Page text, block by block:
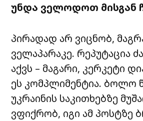
უნდა ველოდოთ მისგან
პირადად არ ვიცნობ,
ველაპარაკე. რეპუტაცია
აქვს – მაგარი, კერკეტი
ეს კომპლიმენტია. ბოლო
უკრაინის საკითხებზე
ვფიქრობ, იგი ამ პოსტზე